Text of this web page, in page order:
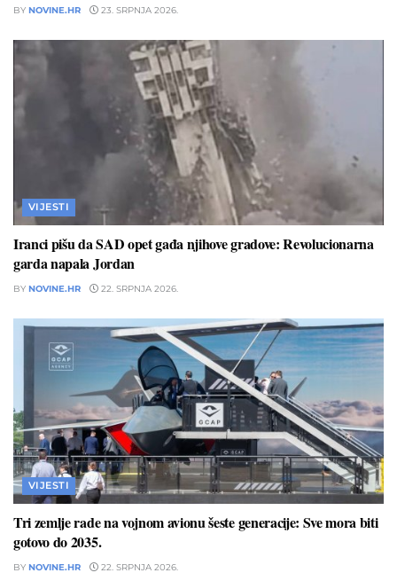
BY NOVINE.HR 23. SRPNJA 2026.
VIJESTI
Iranci pišu da SAD opet gađa njihove gradove: Revolucionarna
garda napala Jordan
BY NOVINE.HR 22. SRPNJA 2026.
VIJESTI
Tri zemlje rade na vojnom avionu šeste generacije: Sve mora biti
gotovo do 2035.
BY NOVINE.HR 22. SRPNJA 2026.